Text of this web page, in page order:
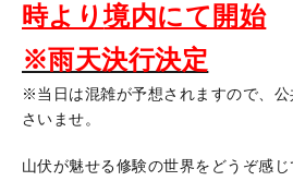
時より境内にて開始
※雨天決行決定
※当日は混雑が予想されますので、
さいませ。
山伏が魅せる修験の世界をどうぞ感じ